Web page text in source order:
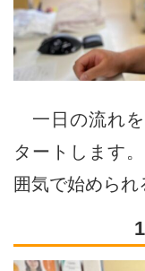
一日の流れを
タートします
囲気で始められ